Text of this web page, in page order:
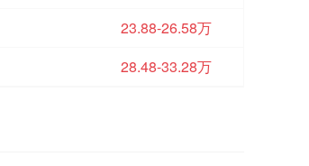
23.88-26.58万
28.48-33.28万